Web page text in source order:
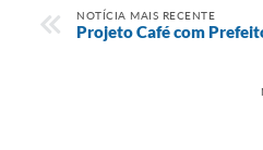
NOTÍCIA MAIS RECENTE
Projeto Café com